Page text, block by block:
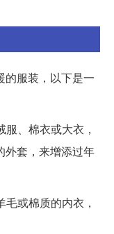
的服装，以下是一
、棉衣或大衣，
外套，来增添过年
或棉质的内衣，